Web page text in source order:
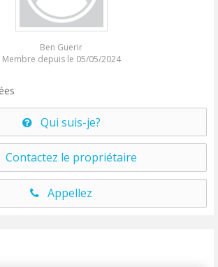
Ben Guerir
Membre depuis le 05/05/2024
Qui suis-je?
le propriétaire
Appellez